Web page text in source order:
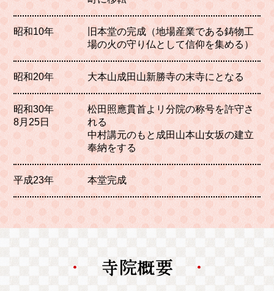
昭和10年
旧本堂の完成（地場産業である鋳物工
場の火の守り仏として信仰を集める）
昭和20年 大本山成田山新勝寺の末寺にとなる
昭和30年
8月25日
松田照應貫首よリ分院の称号を許守さ
れる
中村講元のもと成田山本山女坂の建立
奉納をする
平成23年 本堂完成